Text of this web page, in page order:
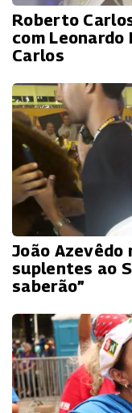
Roberto
com
Carlos
João Azevêdo
suplentes ao
saberão”